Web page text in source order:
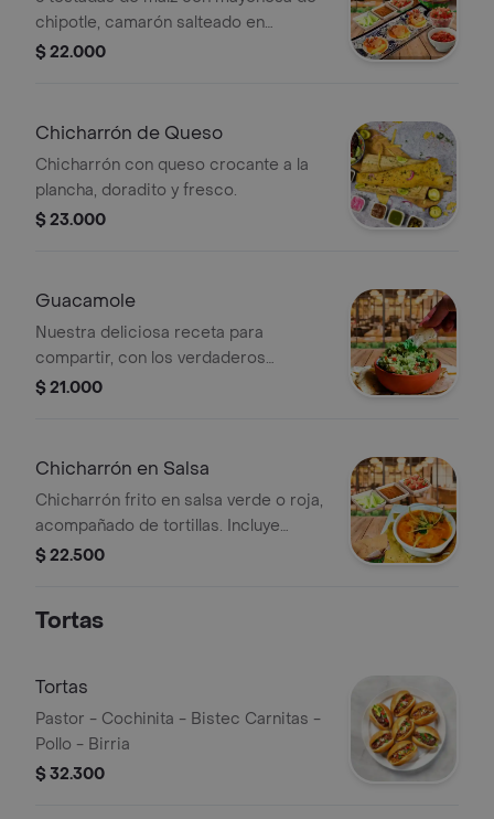
chipotle, camarón salteado en
mantequilla, aguacate y pico de gallo
$ 22.000
Chicharrón de Queso
Chicharrón con queso crocante a la
plancha, doradito y fresco.
$ 23.000
Guacamole
Nuestra deliciosa receta para
compartir, con los verdaderos
totopos mexicanos, acompañados
$ 21.000
Chicharrón en Salsa
Chicharrón frito en salsa verde o roja,
acompañado de tortillas. Incluye
guarniciones de cebolla, cilantro y
$ 22.500
Tortas
Tortas
Pastor - Cochinita - Bistec Carnitas -
Pollo - Birria
$ 32.300